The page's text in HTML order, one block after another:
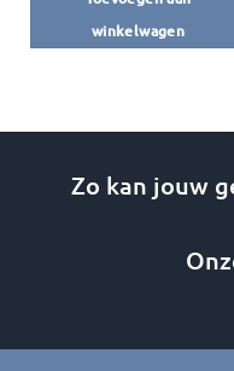
winkelwagen
Zo kan jouw